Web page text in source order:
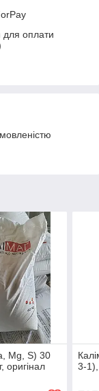
для оплати
Mg, S) 30
оригінал
3-1),